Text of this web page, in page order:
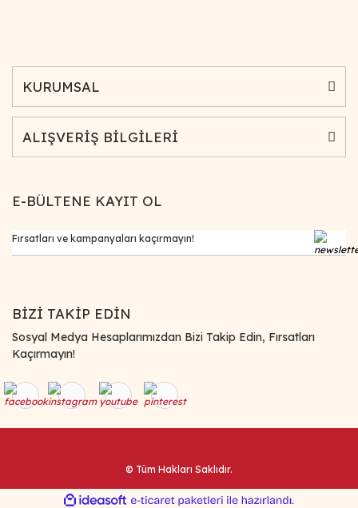
KURUMSAL
ALIŞVERİŞ BİLGİLERİ
E-BÜLTENE KAYIT OL
BİZİ TAKİP EDİN
Sosyal Medya Hesaplarımızdan Bizi Takip Edin, Fırsatları
Kaçırmayın!
© Tüm Hakları Saklıdır.
ideasoft e-